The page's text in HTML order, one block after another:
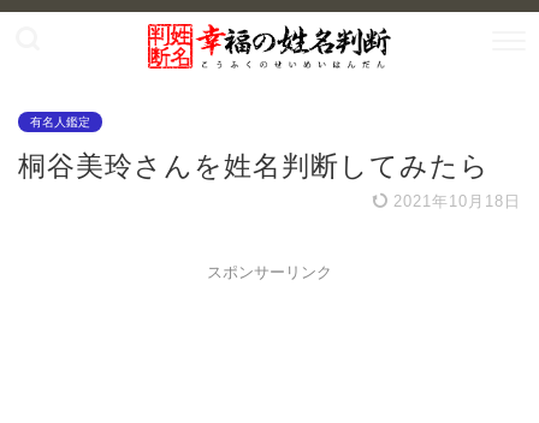
有名人鑑定
桐谷美玲さんを姓名判断してみたら
2021年10月18日
スポンサーリンク